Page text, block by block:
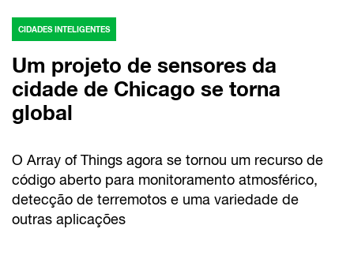
CIDADES INTELIGENTES
Um projeto de sensores da
cidade de Chicago se torna
global
O Array of Things agora se tornou um recurso de
código aberto para monitoramento atmosférico,
detecção de terremotos e uma variedade de
outras aplicações